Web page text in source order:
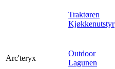
Traktøren
Kjøkkenutstyr
Arc'teryx
Outdoor
Lagunen